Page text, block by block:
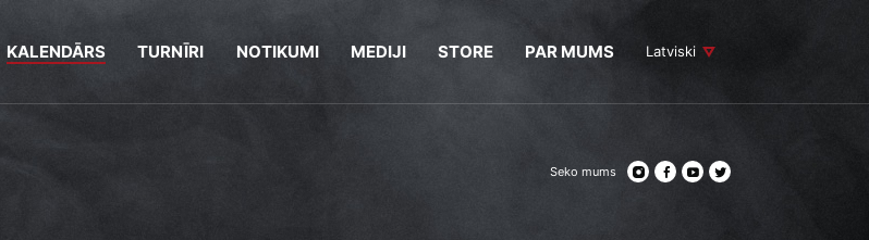
KALENDĀRS TURNĪRI NOTIKUMI MEDIJI STORE PAR MUMS Latviski
Seko mums